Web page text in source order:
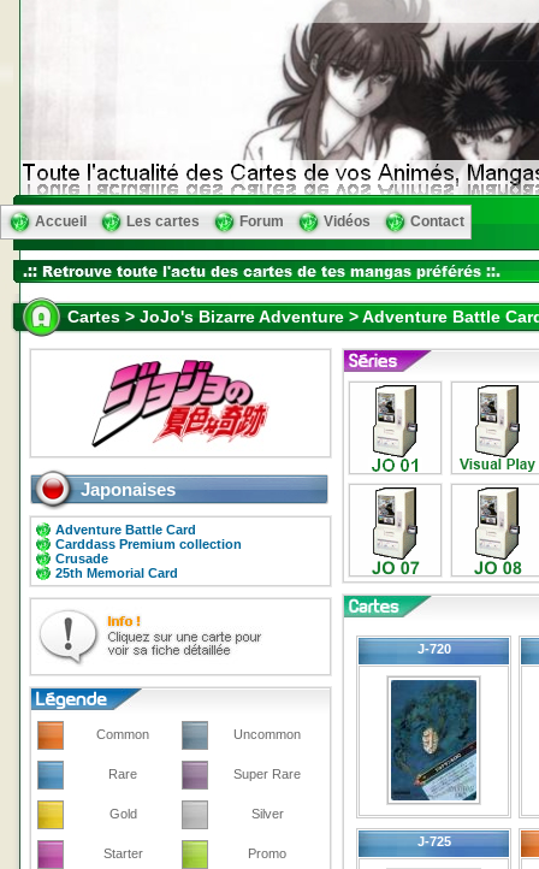
Accueil Les cartes Forum Vidéos Contact
Cartes > JoJo's Bizarre Adventure > Adventure Battle
Japonaises
Adventure Battle Card
Carddass Premium collection
Crusade
25th Memorial Card
Common Uncommon
Rare Super Rare
Gold Silver
Starter Promo
J-720
J-725